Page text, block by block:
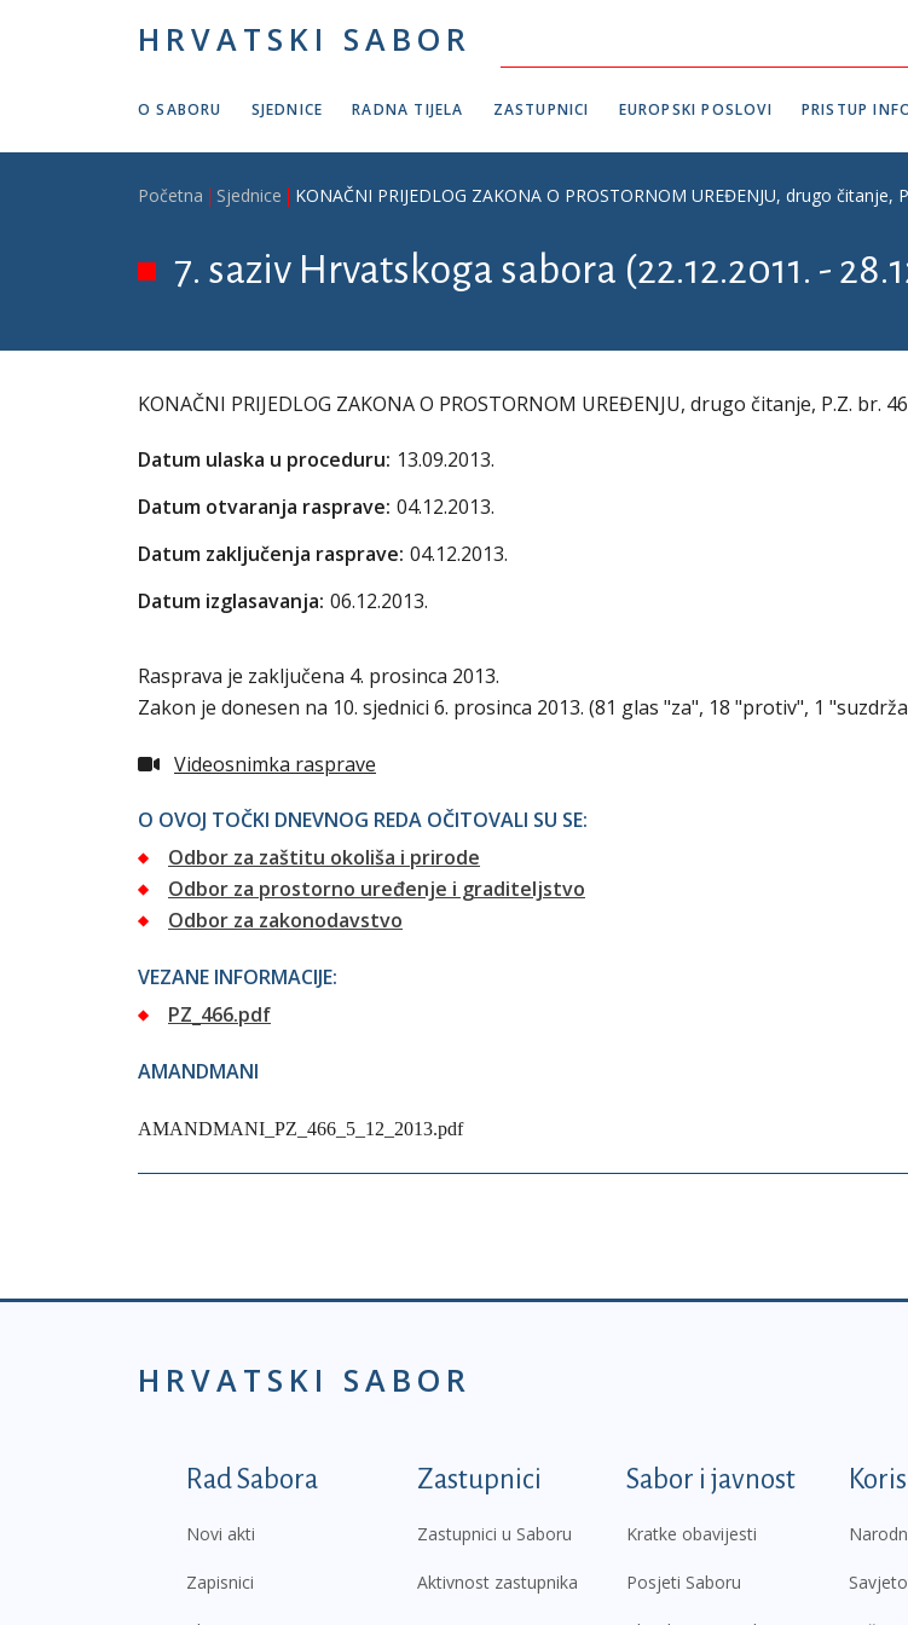
HRVATSKI SABOR
O SABORU SJEDNICE RADNA TIJELA ZASTUPNICI EUROPSKI POSLOVI PRISTUP
Breadcrumb
Početna Sjednice KONAČNI PRIJEDLOG ZAKONA O PROSTORNOM UREĐENJU, drugo čitanje,
7. saziv Hrvatskoga sabora (22.12.2011. -
KONAČNI PRIJEDLOG ZAKONA O PROSTORNOM UREĐENJU, drugo čitanje, P.Z. br.
Datum ulaska u proceduru: 13.09.2013.
Datum otvaranja rasprave: 04.12.2013.
Datum zaključenja rasprave: 04.12.2013.
Datum izglasavanja: 06.12.2013.
Rasprava je zaključena 4. prosinca 2013.
Zakon je donesen na 10. sjednici 6. prosinca 2013. (81 glas "za", 18 "protiv", 1
Videosnimka rasprave
O OVOJ TOČKI DNEVNOG REDA OČITOVALI SU SE:
Odbor za zaštitu okoliša i prirode
Odbor za prostorno uređenje i graditeljstvo
Odbor za zakonodavstvo
VEZANE INFORMACIJE:
PZ_466.pdf
AMANDMANI
AMANDMANI_PZ_466_5_12_2013.pdf
HRVATSKI SABOR
Podnožje prvi izbornik
Rad Sabora
Novi akti
Zapisnici
Zastupnici
Zastupnici u Saboru
Aktivnost zastupnika
Sabor i javnost
Kratke obavijesti
Posjeti Saboru